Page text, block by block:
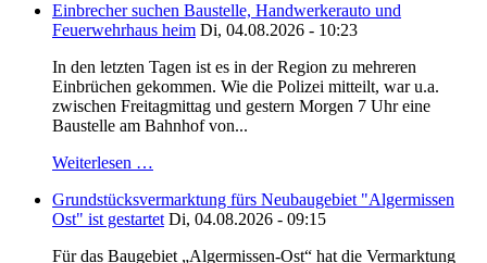
Einbrecher suchen Baustelle, Handwerkerauto und
Feuerwehrhaus heim Di, 04.08.2026 - 10:23
In den letzten Tagen ist es in der Region zu mehreren
Einbrüchen gekommen. Wie die Polizei mitteilt, war u.a.
zwischen Freitagmittag und gestern Morgen 7 Uhr eine
Baustelle am Bahnhof von...
Weiterlesen …
Grundstücksvermarktung fürs Neubaugebiet "Algermissen
Ost" ist gestartet Di, 04.08.2026 - 09:15
Für das Baugebiet „Algermissen-Ost“ hat die Vermarktung